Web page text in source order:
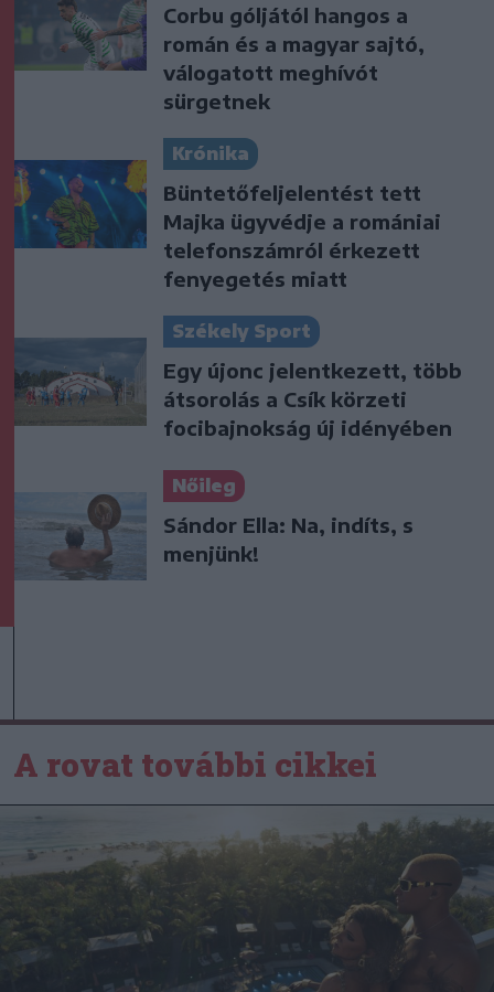
Corbu góljától hangos a
román és a magyar sajtó,
válogatott meghívót
sürgetnek
Krónika
Büntetőfeljelentést tett
Majka ügyvédje a romániai
telefonszámról érkezett
fenyegetés miatt
Székely Sport
Egy újonc jelentkezett, több
átsorolás a Csík körzeti
focibajnokság új idényében
Nőileg
Sándor Ella: Na, indíts, s
menjünk!
A rovat további cikkei